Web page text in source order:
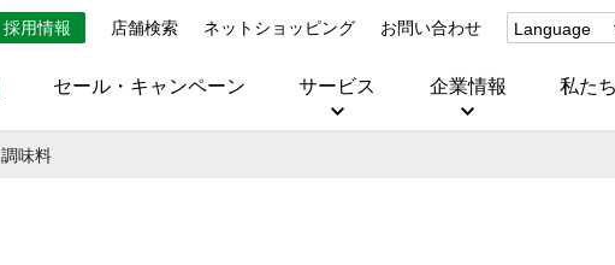
採用情報 店舗検索 ネットショッピング お問い合わせ
Language
(Corporate)
セール・キャンペーン サービス 企業情報 私た
調味料